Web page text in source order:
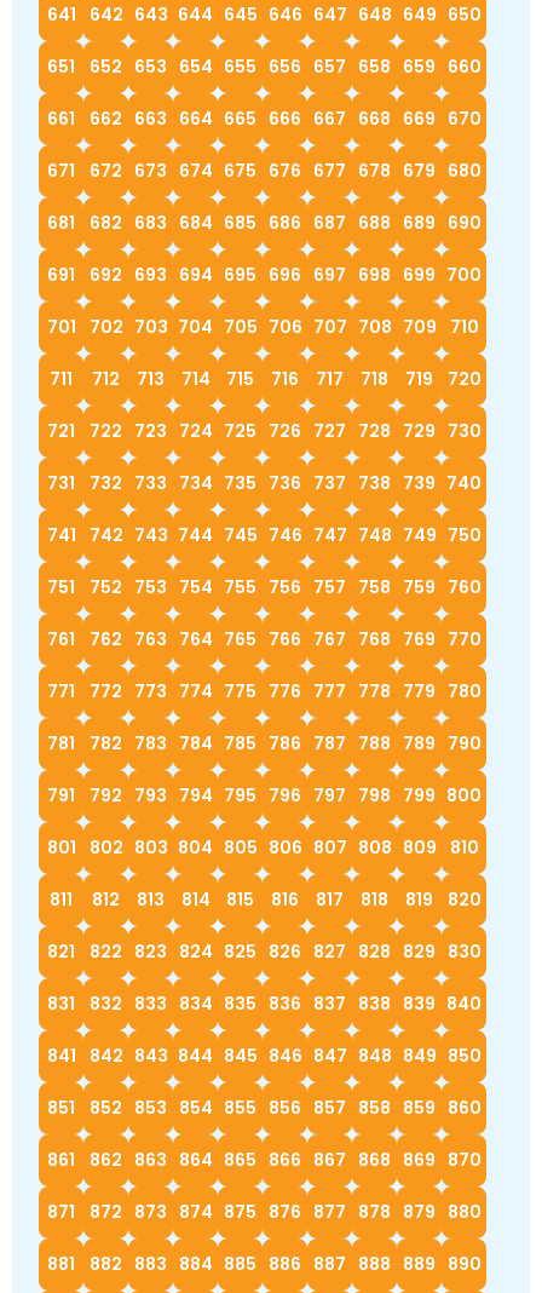
641 642 643 644 645 646 647 648 649 650
651 652 653 654 655 656 657 658 659 660
661 662 663 664 665 666 667 668 669 670
671 672 673 674 675 676 677 678 679 680
681 682 683 684 685 686 687 688 689 690
691 692 693 694 695 696 697 698 699 700
701 702 703 704 705 706 707 708 709 710
711 712 713 714 715 716 717 718 719 720
721 722 723 724 725 726 727 728 729 730
731 732 733 734 735 736 737 738 739 740
741 742 743 744 745 746 747 748 749 750
751 752 753 754 755 756 757 758 759 760
761 762 763 764 765 766 767 768 769 770
771 772 773 774 775 776 777 778 779 780
781 782 783 784 785 786 787 788 789 790
791 792 793 794 795 796 797 798 799 800
801 802 803 804 805 806 807 808 809 810
811 812 813 814 815 816 817 818 819 820
821 822 823 824 825 826 827 828 829 830
831 832 833 834 835 836 837 838 839 840
841 842 843 844 845 846 847 848 849 850
851 852 853 854 855 856 857 858 859 860
861 862 863 864 865 866 867 868 869 870
871 872 873 874 875 876 877 878 879 880
881 882 883 884 885 886 887 888 889 890